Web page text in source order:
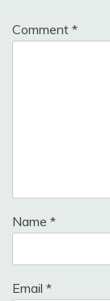
Comment *
Name *
Email *